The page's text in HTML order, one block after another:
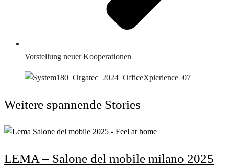
Vorstellung neuer Kooperationen
Weitere spannende Stories
LEMA – Salone del mobile milano 2025